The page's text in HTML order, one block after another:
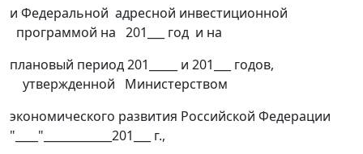
и Федеральной адресной инвестиционной
программой на 201___ год и на
плановый период 201_____ и 201___ годов,
утвержденной Министерством
экономического развития Российской Федерации
"____"____________201___ г.,